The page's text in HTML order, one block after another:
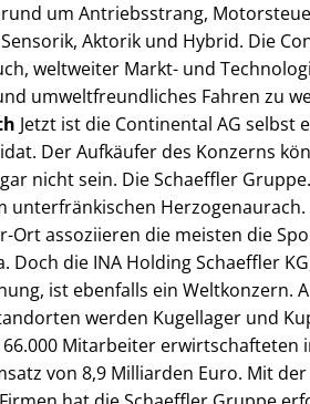
um Antriebsstrang,
Aktorik und Hybrid. Die
weltweiter Markt- und
umweltfreundliches Fahren zu
Jetzt ist die Continental AG selbst
Der Aufkäufer des Konzerns
nicht sein. Die Schaeffler
unterfränkischen
Ort assoziieren die meisten die
Doch die INA Holding Schaeffler
ist ebenfalls ein Weltkonzern.
werden Kugellager und
Mitarbeiter erwirtschafteten
von 8,9 Milliarden Euro. Mit